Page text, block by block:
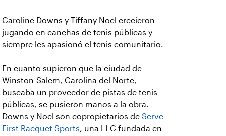
Caroline Downs y Tiffany Noel crecieron
jugando en canchas de tenis públicas y
siempre les apasionó el tenis comunitario.
En cuanto supieron que la ciudad de
Winston-Salem, Carolina del Norte,
buscaba un proveedor de pistas de tenis
públicas, se pusieron manos a la obra.
Downs y Noel son copropietarios de Serve
First Racquet Sports, una LLC fundada en